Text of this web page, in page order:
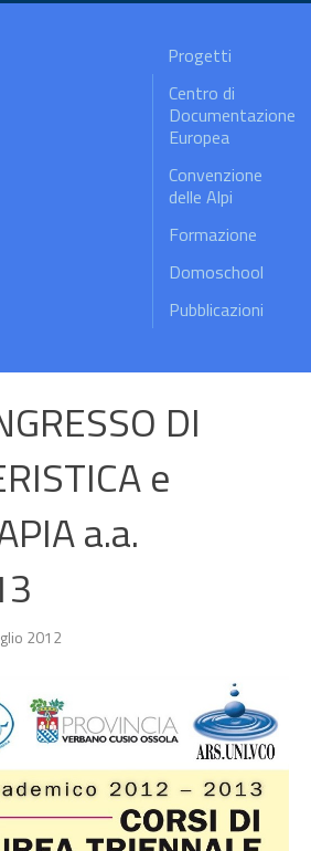
Progetti
Centro di
Documentazione
Europea
Convenzione
delle Alpi
Formazione
Domoschool
Pubblicazioni
DI
e
a.a.
2012